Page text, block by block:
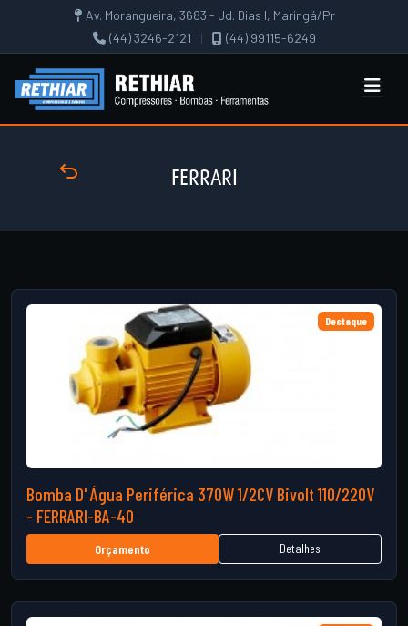
Av. Morangueira, 3683 - Jd. Dias I, Maringá/Pr
(44) 3246-2121
| (44) 99115-6249
FERRARI
Destaque
Bomba D' Água Periférica 370W 1/2CV Bivolt 110/220V
- FERRARI-BA-40
Orçamento Detalhes